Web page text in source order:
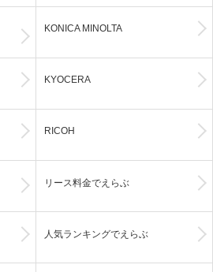
KONICA MINOLTA
KYOCERA
RICOH
リース料金でえらぶ
人気ランキングでえらぶ